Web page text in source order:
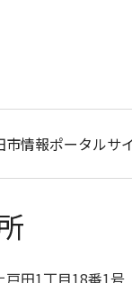
市情報ポータルサ
田1丁目18番1号